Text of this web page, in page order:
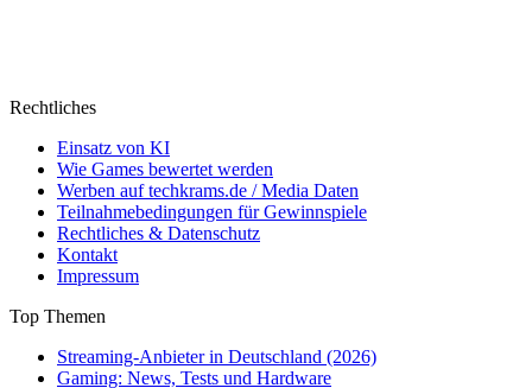
Rechtliches
Einsatz von KI
Wie Games bewertet werden
Werben auf techkrams.de / Media Daten
Teilnahmebedingungen für Gewinnspiele
Rechtliches & Datenschutz
Kontakt
Impressum
Top Themen
Streaming-Anbieter in Deutschland (2026)
Gaming: News, Tests und Hardware